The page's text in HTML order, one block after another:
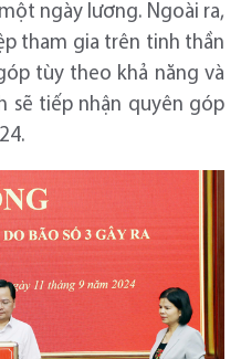
ngày lương. Ngoài ra,
tham gia trên tinh thần
tùy theo khả năng và
sẽ tiếp nhận quyên góp